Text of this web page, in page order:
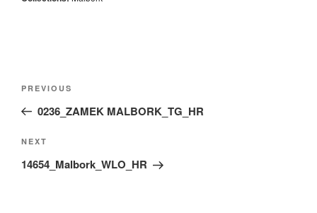
Previous
Post
PREVIOUS
0236_ZAMEK MALBORK_TG_HR
Next
Post
NEXT
14654_Malbork_WLO_HR